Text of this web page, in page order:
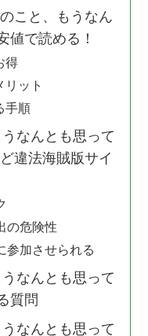
こと、もうなん
値で読める！
得
リット
手順
なんとも思って
違法海賊版サイ
の危険性
参加させられる
なんとも思って
質問
なんとも思って